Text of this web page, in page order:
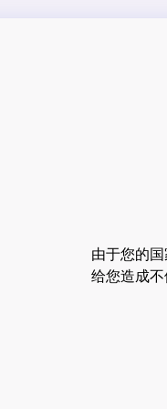
由于您的
给您造成